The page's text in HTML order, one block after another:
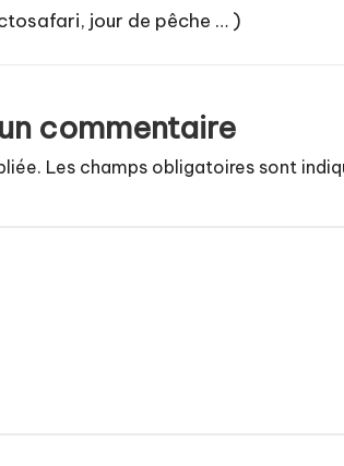
jour de pêche … )
commentaire
Les champs obligatoires sont